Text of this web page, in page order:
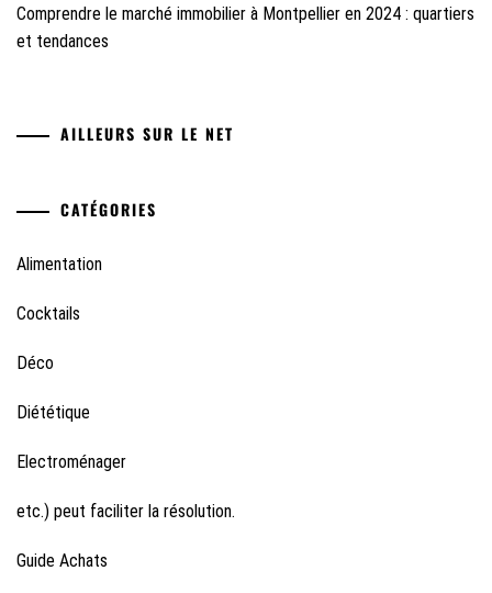
Comprendre le marché immobilier à Montpellier en 2024 : quartiers
et tendances
AILLEURS SUR LE NET
CATÉGORIES
Alimentation
Cocktails
Déco
Diététique
Electroménager
etc.) peut faciliter la résolution.
Guide Achats